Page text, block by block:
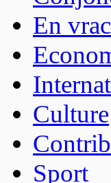
En vrac
Culture
Sport